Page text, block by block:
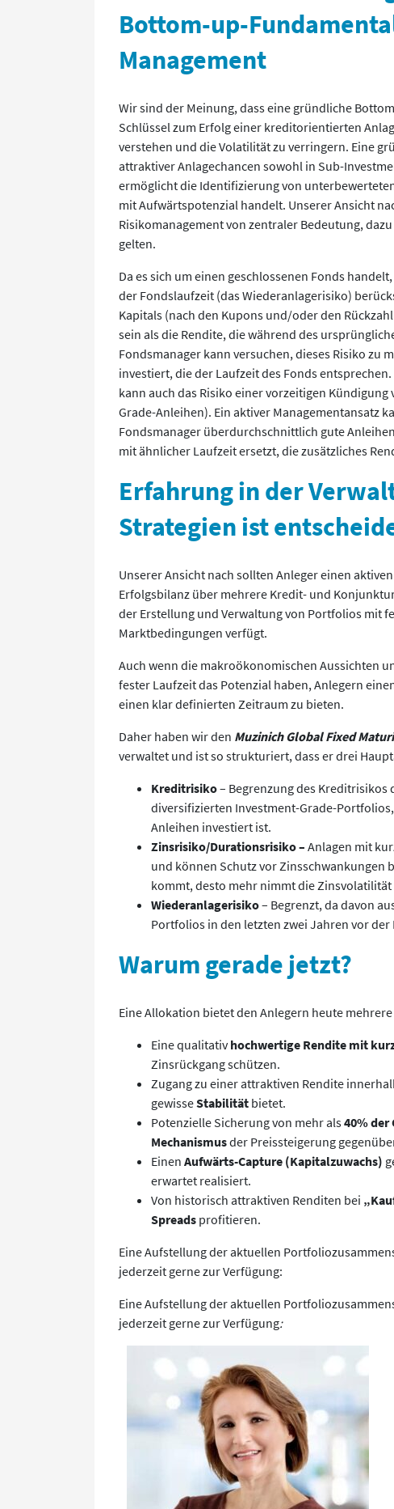
Bottom-up-
Management
Wir sind der Meinung, dass eine gründliche
Schlüssel zum Erfolg einer kreditorientierten
verstehen und die Volatilität zu verringern. Eine
attraktiver Anlagechancen sowohl in Sub-
ermöglicht die Identifizierung von
mit Aufwärtspotenzial handelt. Unserer Ansicht
Risikomanagement von zentraler Bedeutung,
gelten.
Da es sich um einen geschlossenen Fonds
der Fondslaufzeit (das Wiederanlagerisiko)
Kapitals (nach den Kupons und/oder den
sein als die Rendite, die während des
Fondsmanager kann versuchen, dieses Risiko zu
investiert, die der Laufzeit des Fonds
kann auch das Risiko einer vorzeitigen
Grade-Anleihen). Ein aktiver Managementansatz
Fondsmanager überdurchschnittlich gute
mit ähnlicher Laufzeit ersetzt, die zusätzliches
Erfahrung in der
Strategien ist
Unserer Ansicht nach sollten Anleger einen
Erfolgsbilanz über mehrere Kredit- und
der Erstellung und Verwaltung von Portfolios mit
Marktbedingungen verfügt.
Auch wenn die makroökonomischen Aussichten
fester Laufzeit das Potenzial haben, Anlegern
einen klar definierten Zeitraum zu bieten.
Daher haben wir den Muzinich Global Fixed
verwaltet und ist so strukturiert, dass er drei
Kreditrisiko– Begrenzung des
diversifizierten Investment-Grade-
Anleihen investiert ist.
Zinsrisiko/Durationsrisiko – Anlagen mit
und können Schutz vor Zinsschwankungen
kommt, desto mehr nimmt die Zinsvolatilität
Wiederanlagerisiko– Begrenzt, da davon
Portfolios in den letzten zwei Jahren vor
Warum gerade jetzt?
Eine Allokation bietet den Anlegern heute
Eine qualitativhochwertige Rendite mit
Zinsrückgang schützen.
Zugang zu einer attraktiven Rendite
gewisseStabilität bietet.
Potenzielle Sicherung von mehr als40% der
Mechanismusder Preissteigerung
Einen Aufwärts-Capture (Kapitalzuwachs)
erwartet realisiert.
Von historisch attraktiven Renditen bei
Spreads profitieren.
Eine Aufstellung der aktuellen
jederzeit gerne zur Verfügung:
Eine Aufstellung der aktuellen
jederzeit gerne zur Verfügung: